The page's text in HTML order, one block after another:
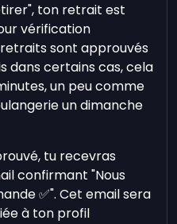
ton retrait est
vérification
sont approuvés
dans certains cas, cela
un peu comme
un dimanche
tu recevras
confirmant "Nous
✅". Cet email sera
à ton profil